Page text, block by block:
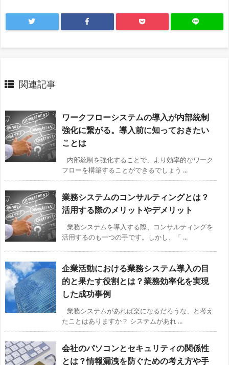
関連記事
ワークフローシステムの導入が内部統制
強化に繋がる。導入前に知っておきたい
ことは
内部統制を強化することで、より効率的なワーク
フローを構築することができるでしょう ...
業務システムのコンサルティングとは？
活用する際のメリットやデメリット
業務システムを導入する際、コンサルティングを
活用するのも一つの手です。しかし、「 ...
企業活動における業務システム導入の目
的と果たす役割とは？業務効率化を実現
した成功事例
業務システムがあれば楽になるだろうな、と考え
たことはありますか？ システムがあれ ...
会社のパソコンとセキュリティの関係性
とは？情報漏洩を防ぐための考え方や手